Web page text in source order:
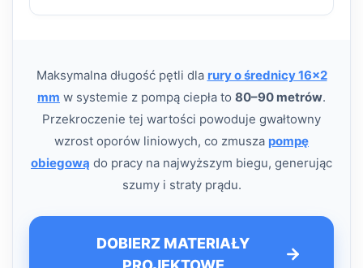
Maksymalna długość pętli dla rury o średnicy 16x2
mm w systemie z pompą ciepła to 80–90 metrów.
Przekroczenie tej wartości powoduje gwałtowny
wzrost oporów liniowych, co zmusza pompę
obiegową do pracy na najwyższym biegu, generując
szumy i straty prądu.
DOBIERZ MATERIAŁY